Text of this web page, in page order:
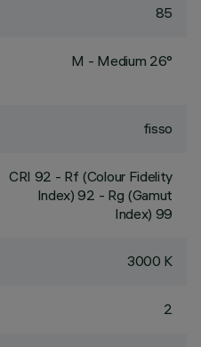
85
M - Medium 26°
fisso
CRI 92 - Rf (Colour Fidelity
Index) 92 - Rg (Gamut
Index) 99
3000 K
2